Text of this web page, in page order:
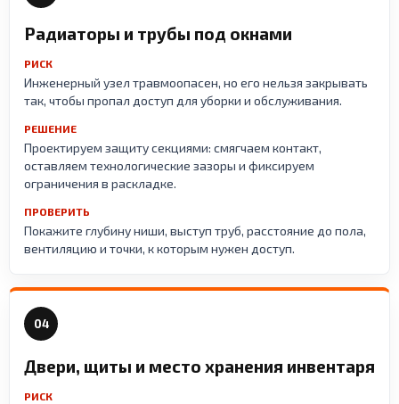
Радиаторы и трубы под окнами
РИСК
Инженерный узел травмоопасен, но его нельзя закрывать
так, чтобы пропал доступ для уборки и обслуживания.
РЕШЕНИЕ
Проектируем защиту секциями: смягчаем контакт,
оставляем технологические зазоры и фиксируем
ограничения в раскладке.
ПРОВЕРИТЬ
Покажите глубину ниши, выступ труб, расстояние до пола,
вентиляцию и точки, к которым нужен доступ.
04
Двери, щиты и место хранения инвентаря
РИСК